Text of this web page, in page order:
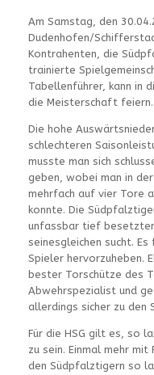
Am Samstag, den
Dudenhofen/
Kontrahenten, die
trainierte
Tabellenführer, kann in
die Meisterschaft feiern.
Die hohe
schlechteren
musste man sich
geben, wobei man in
mehrfach auf vier Tore
konnte. Die
unfassbar tief
seinesgleichen sucht.
Spieler hervorzuheben.
bester Torschütze des
Abwehrspezialist und
allerdings sicher zu den
Für die HSG gilt es, so
zu sein. Einmal mehr
den Südpfalztigern so